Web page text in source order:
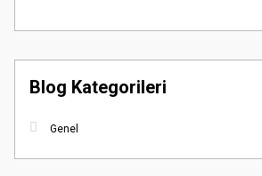
Blog Kategorileri
Genel